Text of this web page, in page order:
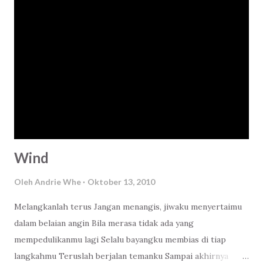
Wind
Oleh Andrie Whe Oktober 13, 2010
Melangkanlah terus Jangan menangis, jiwaku menyertaimu
dalam belaian angin Bila merasa tidak ada yang
mempedulikanmu lagi Selalu bayangku membias di tiap
langkahmu Teruslah berjalan temanku Sampai akhirnya